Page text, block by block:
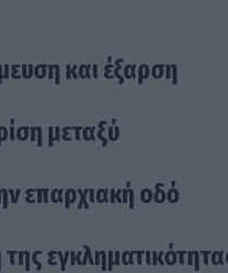
και έξαρση
μεταξύ
επαρχιακή οδό